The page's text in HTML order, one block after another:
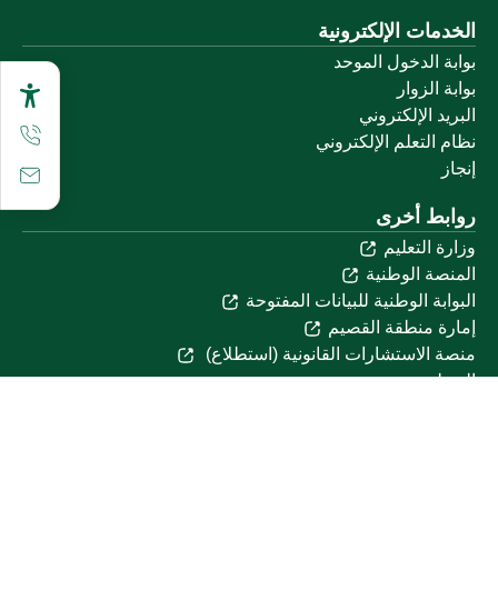
الخدمات الإلكترونية
بوابة الدخول الموحد
بوابة الزوار
البريد الإلكتروني
نظام التعلم الإلكتروني
إنجاز
روابط أخرى
وزارة التعليم
المنصة الوطنية
البوابة الوطنية للبيانات المفتوحة
إمارة منطقة القصيم
منصة الاستشارات القانونية (استطلاع)
التوظيف